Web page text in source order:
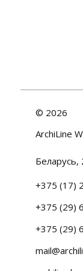
© 2026
ArchiLine
Беларусь,
+375 (17)
+375 (29)
+375 (29)